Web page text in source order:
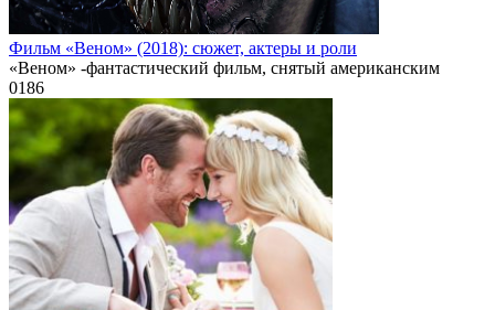
Фильм «Веном» (2018): сюжет, актеры и роли
«Веном» -фантастический фильм, снятый американским
0186